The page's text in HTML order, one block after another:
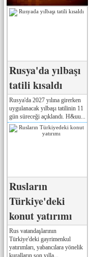
Rusya'da yılbaşı
tatili kısaldı
Rusya'da 2027 yılına girerken
uygulanacak yılbaşı tatilinin 11
gün süreceği açıklandı. H&uu...
Rusların
Türkiye'deki
konut yatırımı
Rus vatandaşlarının
Türkiye'deki gayrimenkul
yatırımları, yabancılara yönelik
kuralların son yılla...